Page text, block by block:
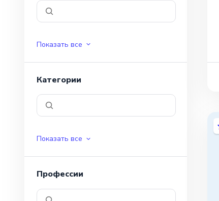
Показать все
Категории
Показать все
Профессии